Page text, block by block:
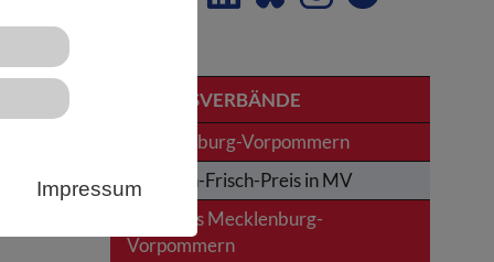
Impressum
LANDESVERBÄNDE
Mecklenburg-Vorpommern
Karl-von-Frisch-Preis in MV
News aus Mecklenburg-
Vorpommern